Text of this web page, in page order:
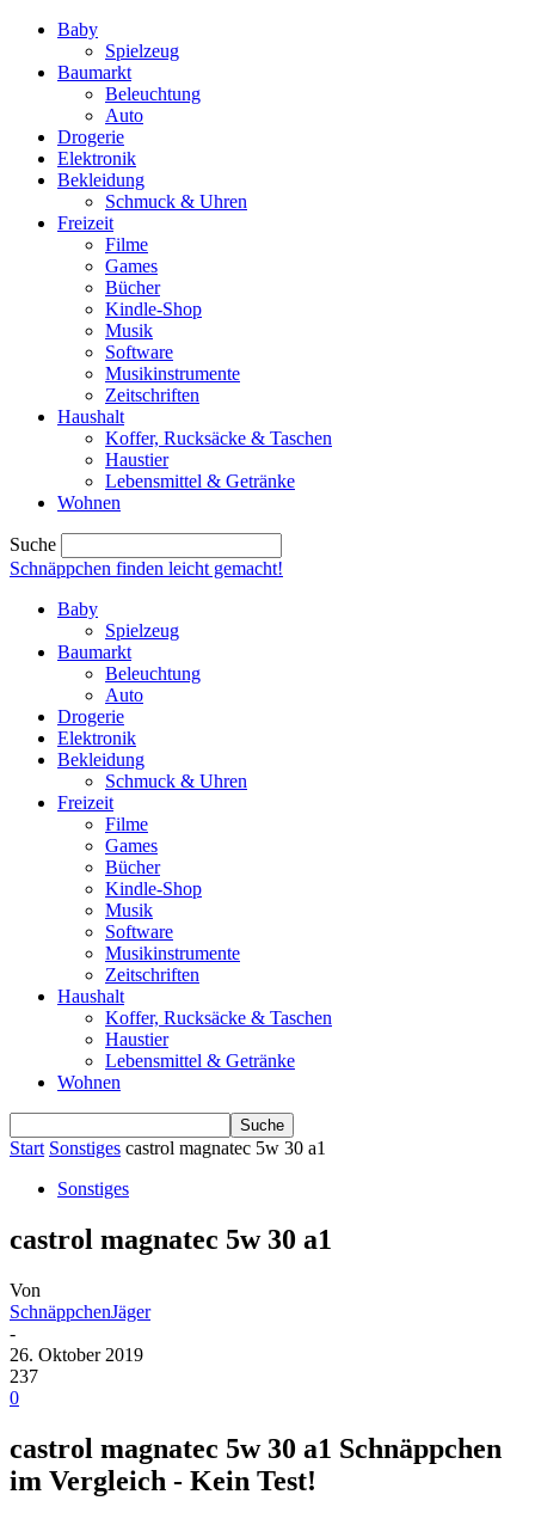
Baby
Spielzeug
Baumarkt
Beleuchtung
Auto
Drogerie
Elektronik
Bekleidung
Schmuck & Uhren
Freizeit
Filme
Games
Bücher
Kindle-Shop
Musik
Software
Musikinstrumente
Zeitschriften
Haushalt
Koffer, Rucksäcke & Taschen
Haustier
Lebensmittel & Getränke
Wohnen
Suche
Schnäppchen finden leicht gemacht!
Baby
Spielzeug
Baumarkt
Beleuchtung
Auto
Drogerie
Elektronik
Bekleidung
Schmuck & Uhren
Freizeit
Filme
Games
Bücher
Kindle-Shop
Musik
Software
Musikinstrumente
Zeitschriften
Haushalt
Koffer, Rucksäcke & Taschen
Haustier
Lebensmittel & Getränke
Wohnen
Start Sonstiges castrol magnatec 5w 30 a1
Sonstiges
castrol magnatec 5w 30 a1
Von
SchnäppchenJäger
-
26. Oktober 2019
237
0
castrol magnatec 5w 30 a1 Schnäppchen
im Vergleich - Kein Test!